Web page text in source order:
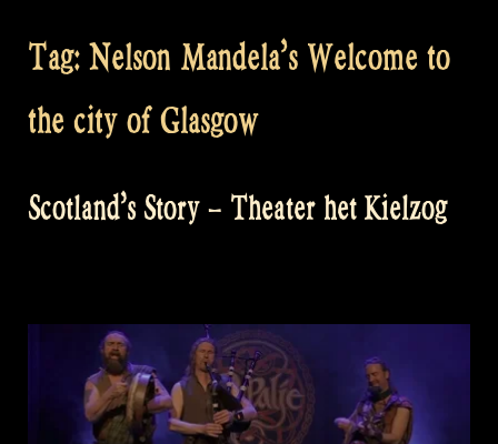
Tag: Nelson Mandela’s Welcome to
the city of Glasgow
Scotland’s Story – Theater het Kielzog